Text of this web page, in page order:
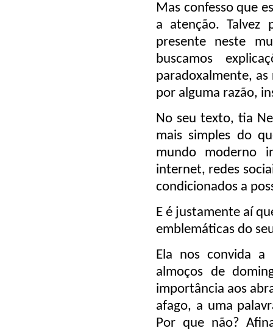
Mas confesso que
a atenção.
presente neste
buscamos
paradoxalmente,
por alguma razão,
No seu texto, tia
mais simples do
mundo moderno
internet, redes
condicionados a
E é justamente aí
emblemáticas do
Ela nos convida a
almoços de
importância aos
afago, a uma
Por que não?